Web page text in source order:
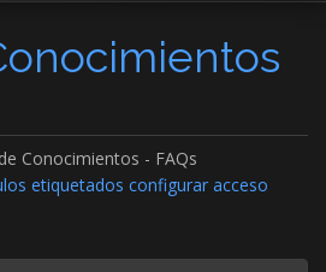
menú
de
Conocimientos - FAQs
etiquetados configurar acceso